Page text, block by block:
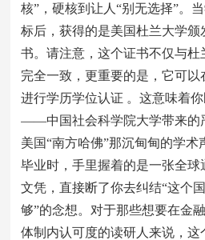
核”，硬核到让人“别无选择”。
标后，获得的是美国杜兰大学颁
书。请注意，这个证书不仅与杜
完全一致，更重要的是，它可
进行学历学位认证 。这意味着
——中国社会科学院大学带来的
美国“南方哈佛”那沉甸甸的学术
毕业时，手里握着的是一张全球
文凭，直接断了你去纠结“这个
够”的念想。对于那些想要在金
体制内认可度的读研人来说，